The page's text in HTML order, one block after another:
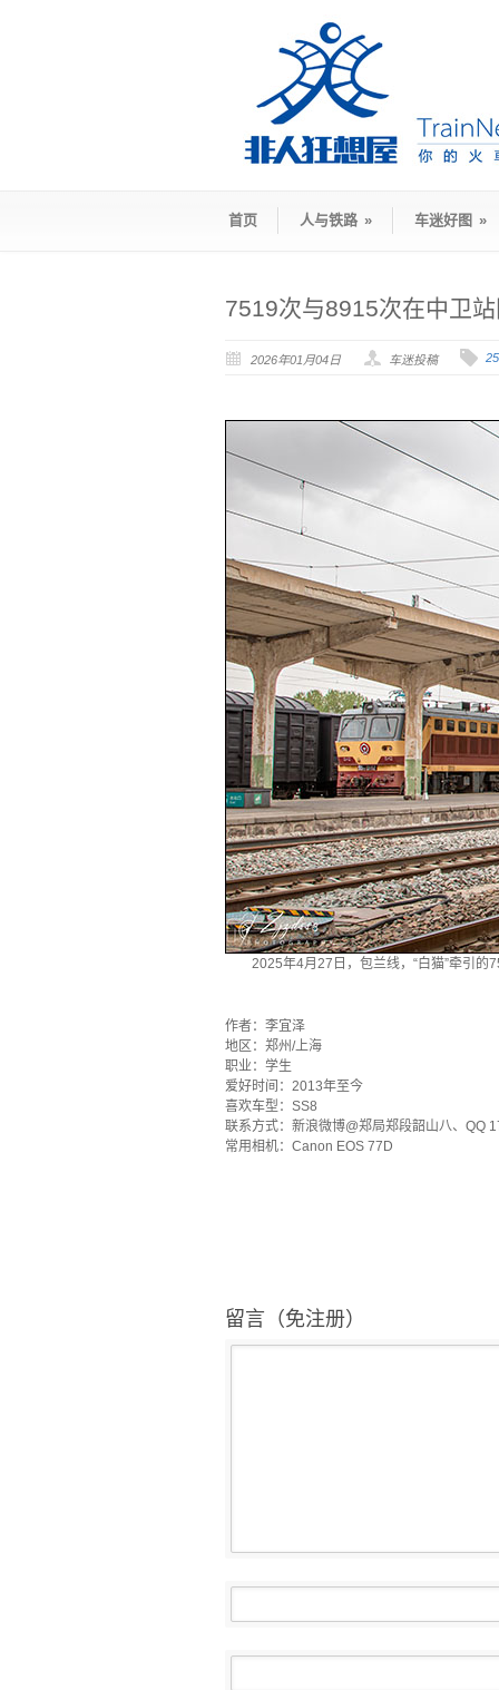
首页 人与铁路 » 车迷好图 »
7519次与8915次在中卫
2026年01月04日 车迷投稿
2025年4月27日，包兰线，“白猫”牵引的
作者：李宜泽
地区：郑州/上海
职业：学生
爱好时间：2013年至今
喜欢车型：SS8
联系方式：新浪微博@郑局郑段韶山八、QQ
常用相机：Canon EOS 77D
留言（免注册）